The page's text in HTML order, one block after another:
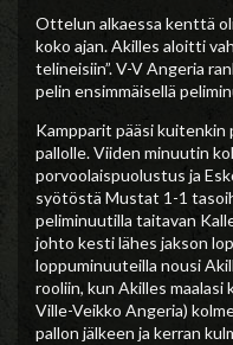
Ottelun alkaessa kenttä
koko ajan. Akilles aloitti
telineisiin”. V-V Angeria
pelin ensimmäisellä
Kampparit pääsi kuitenkin
pallolle. Viiden minuutin
porvoolaispuolustus ja
syötöstä Mustat 1-1
peliminuutilla taitavan
johto kesti lähes jakson
loppuminuuteilla nousi
rooliin, kun Akilles maalasi
Ville-Veikko Angeria)
pallon jälkeen ja kerran